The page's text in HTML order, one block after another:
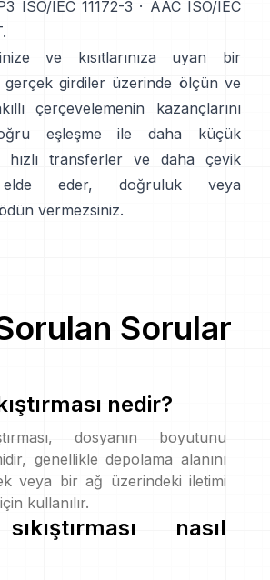
ISO/IEC 11172-3 · AAC ISO/IEC
.
ve kısıtlarınıza uyan bir
gerçek girdiler üzerinde ölçün ve
çerçevelemenin kazançlarını
eşleşme ile daha küçük
hızlı transferler ve daha çevik
elde eder, doğruluk veya
vermezsiniz.
Sorular
nedir?
dosyanın boyutunu
genellikle depolama alanını
veya bir ağ üzerindeki iletimi
kullanılır.
nasıl